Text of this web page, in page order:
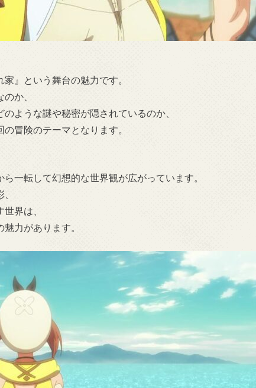
家』という舞台の魅力です。
か、
ような謎や秘密が隠されているのか、
冒険のテーマとなります。
一転して幻想的な世界観が広がっています。
界は、
力があります。